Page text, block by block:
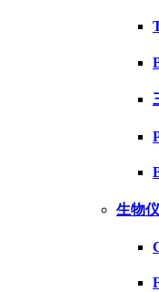
生物